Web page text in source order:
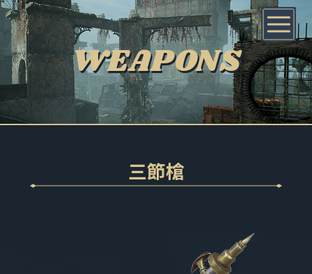
WEAPONS
三節槍